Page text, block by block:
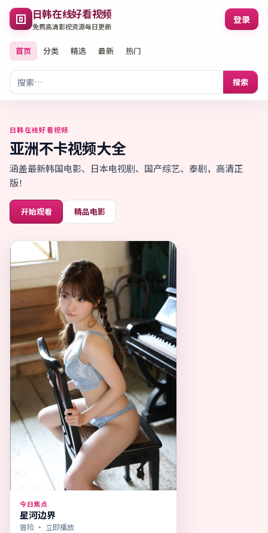
日韩在线好看视频
免费高清影视资源每日更新
首页 分类 精选 最新 热门
搜索
登录
日韩在线好看视频
亚洲不卡视频大全
涵盖最新韩国电影、日本电视剧、国产综艺、泰剧，高清正
版！
开始观看 精品电影
今日焦点
星河边界
冒险 · 立即播放